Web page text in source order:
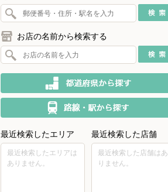
お店の名前から検索する
最近検索したエリア
最近検索したエリアは
ありません。
最近検索した店舗
最近検索した店舗はあ
りません。